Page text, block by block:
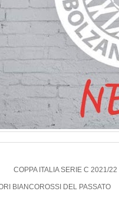
COPPA ITALIA SERIE C 2021/22
BIANCOROSSI DEL PASSATO